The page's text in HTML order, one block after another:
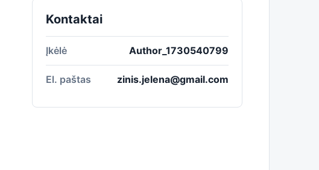
Kontaktai
Įkėlė Author_1730540799
El. paštas zinis.jelena@gmail.com